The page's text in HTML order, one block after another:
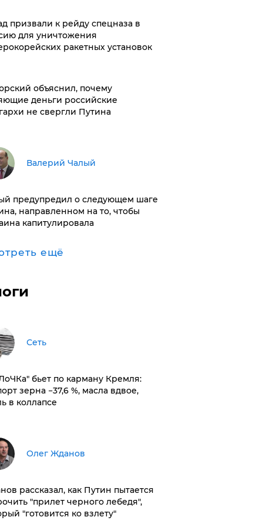
призвали к рейду спецназа в
для уничтожения
ракетных установок
объяснил, почему
деньги российские
не свергли Путина
Валерий Чалый
предупредил о следующем шаге
направленном на то, чтобы
капитулировала
ещё
Сеть
бьет по карману Кремля:
зерна −37,6 %, масла вдвое,
в коллапсе
Олег Жданов
рассказал, как Путин пытается
"прилет черного лебедя",
"готовится ко взлету"